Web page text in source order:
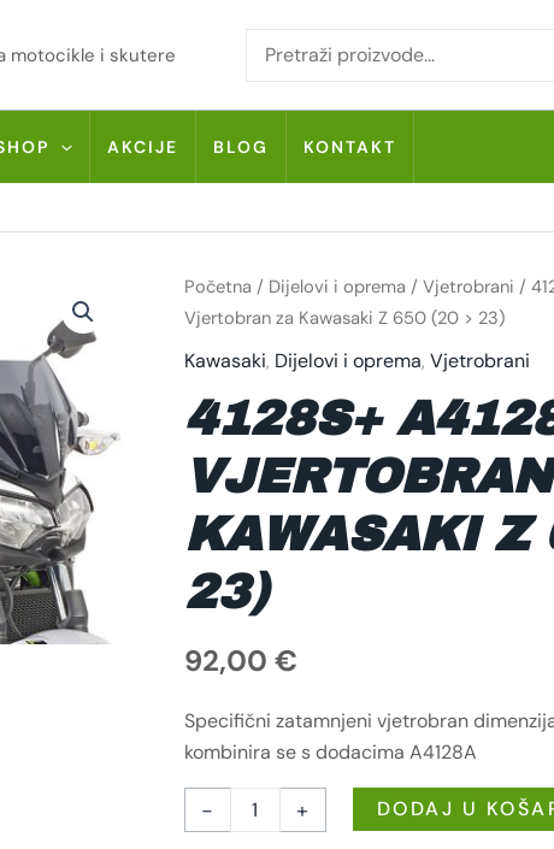
motocikle i skutere
AKCIJE BLOG KONTAKT
Početna / Dijelovi i oprema / Vjetrobrani /
Vjertobran za Kawasaki Z 650 (20 > 23)
Kawasaki, Dijelovi i oprema, Vjetrobrani
4128S+
KAWASAKI Z
23)
92,00 €
Specifični zatamnjeni vjetrobran
kombinira se s dodacima A4128A
-
4128S+
A4128A
GIVI
VJERTOBRAN
ZA
KAWASAKI
650
(20
23)
KOLIČINA
+ DODAJ U